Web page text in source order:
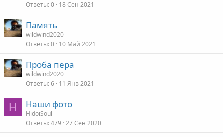
Ответы 0 18 Сен 2021
Память
wildwind2020
Ответы 0 10 Май 2021
Проба пера
wildwind2020
Ответы 6 11 Янв 2021
H Наши фото
HidoiSoul
Ответы 479 27 Сен 2020